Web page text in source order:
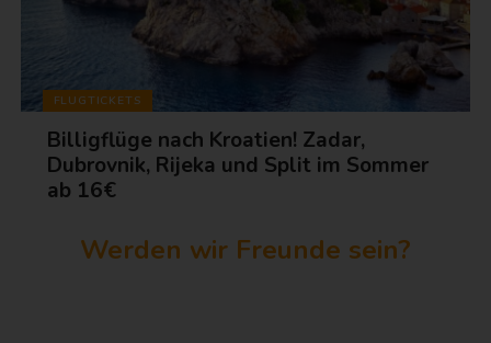
FLUGTICKETS
Billigflüge nach Kroatien! Zadar,
Dubrovnik, Rijeka und Split im Sommer
ab 16€
Werden wir Freunde sein?